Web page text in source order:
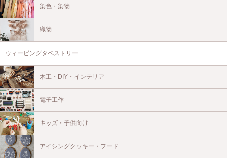
染色・染物
織物
ウィービングタペストリー
木工・DIY・インテリア
電子工作
キッズ・子供向け
アイシングクッキー・フード